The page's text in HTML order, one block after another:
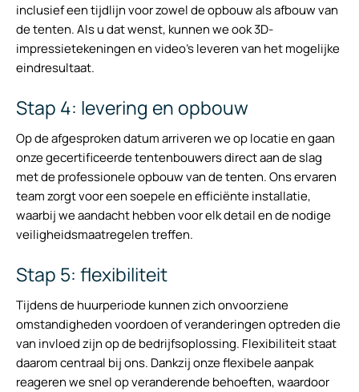
inclusief een tijdlijn voor zowel de opbouw als afbouw van
de tenten. Als u dat wenst, kunnen we ook 3D-
impressietekeningen en video’s leveren van het mogelijke
eindresultaat.
Stap 4: levering en opbouw
Op de afgesproken datum arriveren we op locatie en gaan
onze gecertificeerde tentenbouwers direct aan de slag
met de professionele opbouw van de tenten. Ons ervaren
team zorgt voor een soepele en efficiënte installatie,
waarbij we aandacht hebben voor elk detail en de nodige
veiligheidsmaatregelen treffen.
Stap 5: flexibiliteit
Tijdens de huurperiode kunnen zich onvoorziene
omstandigheden voordoen of veranderingen optreden die
van invloed zijn op de bedrijfsoplossing. Flexibiliteit staat
daarom centraal bij ons. Dankzij onze flexibele aanpak
reageren we snel op veranderende behoeften, waardoor